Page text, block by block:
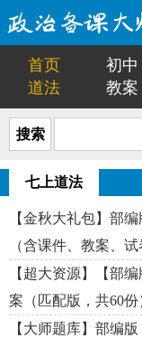
首页 初中
道法
教案
搜索
七上道法
【金秋大礼包】部
（含课件、教案、试
【超大资源】【部
案（匹配版，共60份
【大师题库】部编